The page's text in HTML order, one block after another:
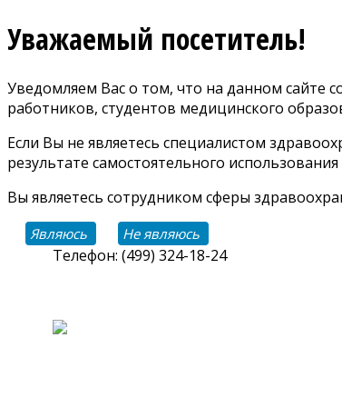
Уважаемый посетитель!
Уведомляем Вас о том, что на данном сайте
работников, студентов медицинского
Если Вы не являетесь специалистом
результате самостоятельного
Вы являетесь сотрудником сферы
Являюсь Не являюсь
Телефон: (499) 324-18-24